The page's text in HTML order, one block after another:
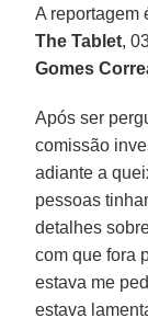
A reportagem
The Tablet,
Gomes
Após ser
comissão
adiante a
pessoas
detalhes
com que fora
estava me
estava